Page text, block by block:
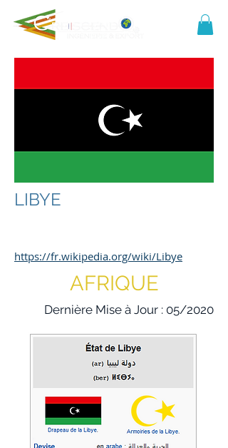
LIBYE
https://fr.wikipedia.org/wiki/Libye
AFRIQUE
Dernière Mise à Jour : 05/2020